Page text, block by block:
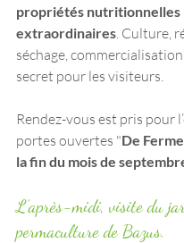
propriétés nutritionnelles
extraordinaires . Culture,
séchage,
secret pour les visiteurs.
Rendez-vous est pris pour
portes ouvertes "De
la fin du mois de
L’après-midi, visite du
permaculture de Bazus.